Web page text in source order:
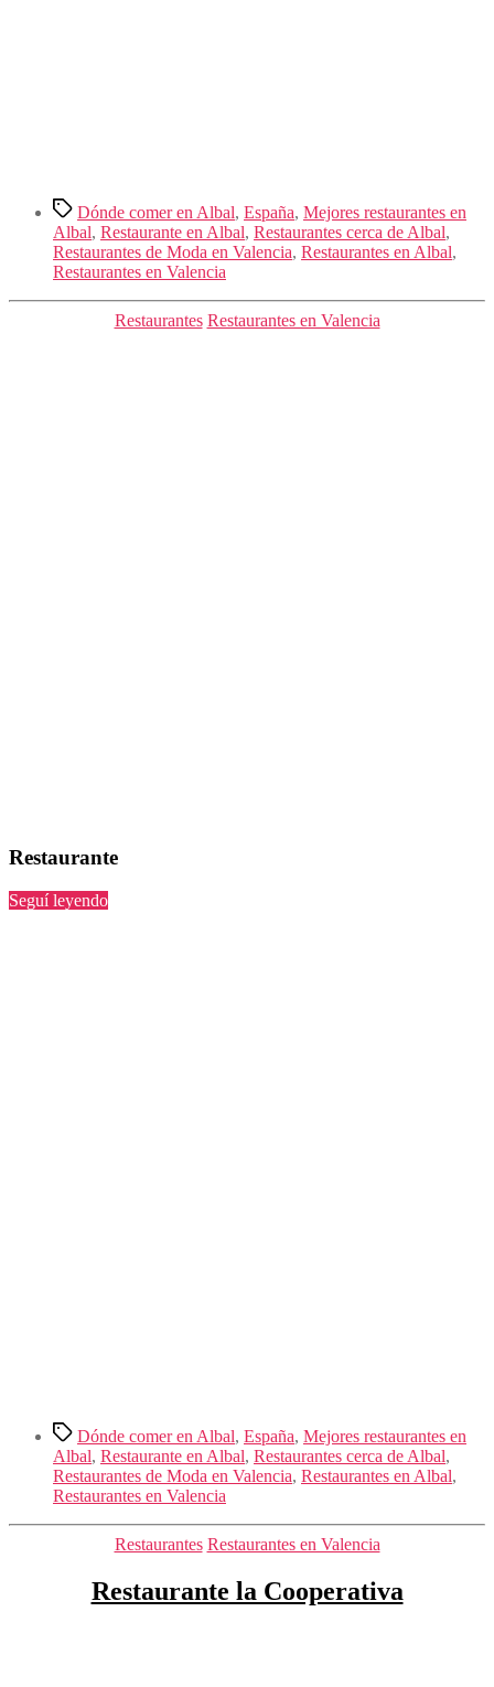
Etiquetas
Dónde comer en Albal, España, Mejores restaurantes en
Albal, Restaurante en Albal, Restaurantes cerca de Albal,
Restaurantes de Moda en Valencia, Restaurantes en Albal,
Restaurantes en Valencia
Categorías
Restaurantes Restaurantes en Valencia
Restaurante
Seguí leyendo“”
Etiquetas
Dónde comer en Albal, España, Mejores restaurantes en
Albal, Restaurante en Albal, Restaurantes cerca de Albal,
Restaurantes de Moda en Valencia, Restaurantes en Albal,
Restaurantes en Valencia
Categorías
Restaurantes Restaurantes en Valencia
Restaurante la Cooperativa